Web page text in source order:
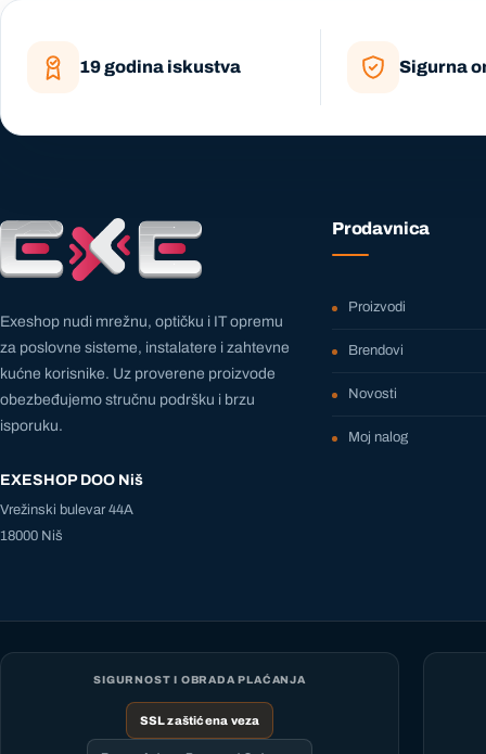
19 godina iskustva Sigurna
Exeshop nudi mrežnu, optičku i IT opremu
za poslovne sisteme, instalatere i zahtevne
kućne korisnike. Uz proverene proizvode
obezbeđujemo stručnu podršku i brzu
isporuku.
EXESHOP DOO Niš
Vrežinski bulevar 44A
18000 Niš
Prodavnica
Proizvodi
Brendovi
Novosti
Moj nalog
SIGURNOST I OBRADA PLAĆANJA
SSL zaštićena veza